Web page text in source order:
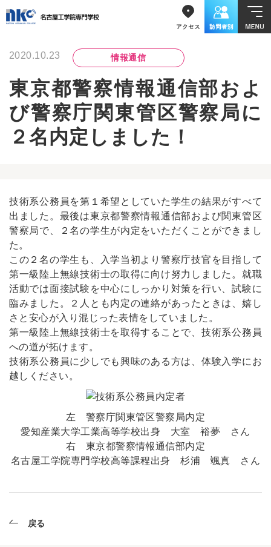
2020.10.23 情報通信
東京都警察情報通信部およ
び警察庁関東管区警察局に
２名内定しました！
技術系公務員を第１希望としていた学生の結果がすべて
出ました。最後は東京都警察情報通信部および関東管区
警察局で、２名の学生が内定をいただくことができまし
た。
この２名の学生も、入学当初より警察庁技官を目指して
第一級陸上無線技術士の取得に向け努力しました。就職
活動では面接試験を中心にしっかり対策を行い、試験に
臨みました。２人とも内定の連絡があったときは、嬉し
さと安心が入り混じった表情をしていました。
第一級陸上無線技術士を取得することで、技術系公務員
への道が拓けます。
技術系公務員に少しでも興味のある方は、体験入学にお
越しください。
左 警察庁関東管区警察局内定
愛知産業大学工業高等学校出身 大室 裕夢 さん
右 東京都警察情報通信部内定
名古屋工学院専門学校高等課程出身 杉浦 颯真 さん
戻る